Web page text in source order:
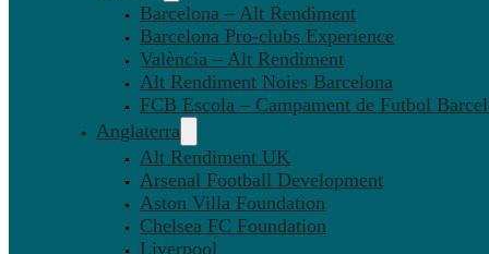
Barcelona – Alt Rendiment
Barcelona Pro-clubs Experience
València – Alt Rendiment
Alt Rendiment Noies Barcelona
FCB Escola – Campament de Futbol
Anglaterra
Alt Rendiment UK
Arsenal Football Development
Aston Villa Foundation
Chelsea FC Foundation
Liverpool